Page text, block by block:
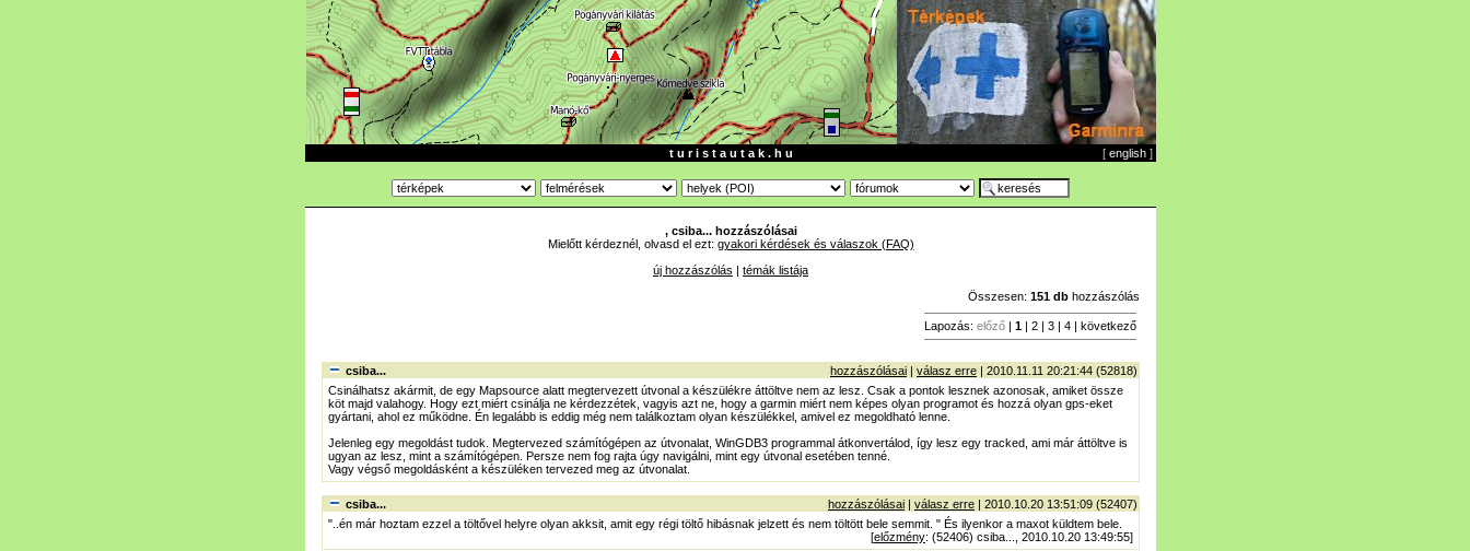
t u r i s t a u t a k . h u [ english ]
, csiba... hozzászólásai
Mielőtt kérdeznél, olvasd el ezt: gyakori kérdések és válaszok (FAQ)
új hozzászólás | témák listája
Összesen: 151 db hozzászólás
Lapozás: előző | 1 | 2 | 3 | 4 | következő
csiba... hozzászólásai | válasz erre | 2010.11.11 20:21:44 (52818)
Csinálhatsz akármit, de egy Mapsource alatt megtervezett útvonal a készülékre áttöltve nem az lesz. Csak a pontok lesznek azonosak, amiket össze
köt majd valahogy. Hogy ezt miért csinálja ne kérdezzétek, vagyis azt ne, hogy a garmin miért nem képes olyan programot és hozzá olyan gps-eket
gyártani, ahol ez működne. Én legalább is eddig még nem találkoztam olyan készülékkel, amivel ez megoldható lenne.
Jelenleg egy megoldást tudok. Megtervezed számítógépen az útvonalat, WinGDB3 programmal átkonvertálod, így lesz egy tracked, ami már áttöltve is
ugyan az lesz, mint a számítógépen. Persze nem fog rajta úgy navigálni, mint egy útvonal esetében tenné.
Vagy végső megoldásként a készüléken tervezed meg az útvonalat.
csiba... hozzászólásai | válasz erre | 2010.10.20 13:51:09 (52407)
"..én már hoztam ezzel a töltővel helyre olyan akksit, amit egy régi töltő hibásnak jelzett és nem töltött bele semmit. " És ilyenkor a maxot küldtem bele.
[előzmény: (52406) csiba..., 2010.10.20 13:49:55]